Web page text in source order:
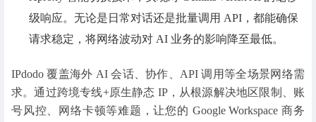
级响应。无论是日常对话还是批量调用 API，都能确保
请求稳定，将网络波动对 AI 业务的影响降至最低。
IPdodo 覆盖海外 AI 会话、协作、API 调用等全场景网络需
求。通过跨境专线+原生静态 IP，从根源解决地区限制、账
号风控、网络卡顿等难题，让您的 Google Workspace 商务